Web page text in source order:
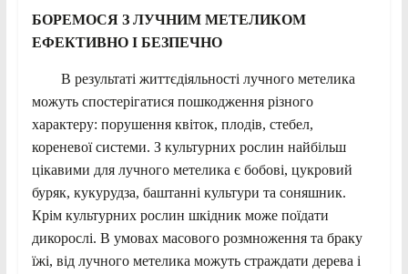
БОРЕМОСЯ З ЛУЧНИМ МЕТЕЛИКОМ
ЕФЕКТИВНО І БЕЗПЕЧНО
В результаті життєдіяльності лучного метелика
можуть спостерігатися пошкодження різного
характеру: порушення квіток, плодів, стебел,
кореневої системи. З культурних рослин найбільш
цікавими для лучного метелика є бобові, цукровий
буряк, кукурудза, баштанні культури та соняшник.
Крім культурних рослин шкідник може поїдати
дикорослі. В умовах масового розмноження та браку
їжі, від лучного метелика можуть страждати дерева і